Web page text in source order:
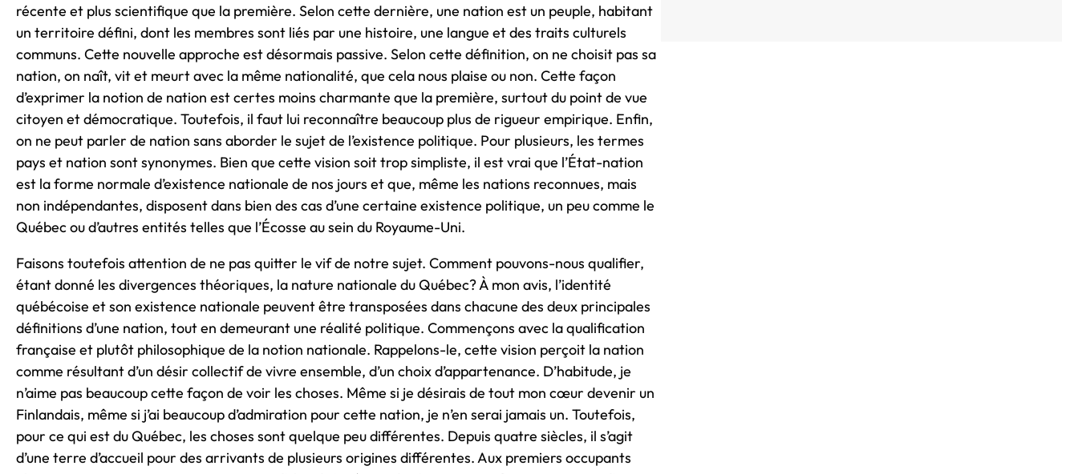
récente et plus scientifique que la première. Selon cette dernière, une nation est un peuple, habitant
un territoire défini, dont les membres sont liés par une histoire, une langue et des traits culturels
communs. Cette nouvelle approche est désormais passive. Selon cette définition, on ne choisit pas sa
nation, on naît, vit et meurt avec la même nationalité, que cela nous plaise ou non. Cette façon
d’exprimer la notion de nation est certes moins charmante que la première, surtout du point de vue
citoyen et démocratique. Toutefois, il faut lui reconnaître beaucoup plus de rigueur empirique. Enfin,
on ne peut parler de nation sans aborder le sujet de l’existence politique. Pour plusieurs, les termes
pays et nation sont synonymes. Bien que cette vision soit trop simpliste, il est vrai que l’État-nation
est la forme normale d’existence nationale de nos jours et que, même les nations reconnues, mais
non indépendantes, disposent dans bien des cas d’une certaine existence politique, un peu comme le
Québec ou d’autres entités telles que l’Écosse au sein du Royaume-Uni.
Faisons toutefois attention de ne pas quitter le vif de notre sujet. Comment pouvons-nous qualifier,
étant donné les divergences théoriques, la nature nationale du Québec? À mon avis, l’identité
québécoise et son existence nationale peuvent être transposées dans chacune des deux principales
définitions d’une nation, tout en demeurant une réalité politique. Commençons avec la qualification
française et plutôt philosophique de la notion nationale. Rappelons-le, cette vision perçoit la nation
comme résultant d’un désir collectif de vivre ensemble, d’un choix d’appartenance. D’habitude, je
n’aime pas beaucoup cette façon de voir les choses. Même si je désirais de tout mon cœur devenir un
Finlandais, même si j’ai beaucoup d’admiration pour cette nation, je n’en serai jamais un. Toutefois,
pour ce qui est du Québec, les choses sont quelque peu différentes. Depuis quatre siècles, il s’agit
d’une terre d’accueil pour des arrivants de plusieurs origines différentes. Aux premiers occupants